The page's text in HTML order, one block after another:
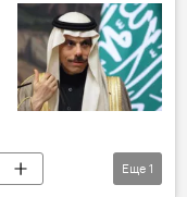
Еще 1